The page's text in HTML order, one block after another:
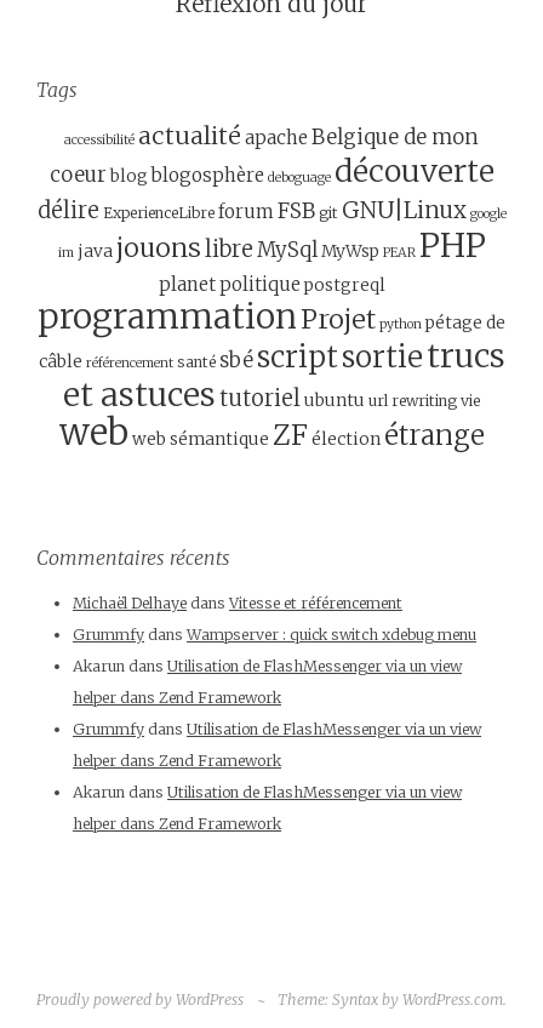
Tags
accessibilité actualité apache Belgique de mon
coeurblogblogosphère deboguage découverte
délire ExperienceLibre forumFSB git GNU|Linux google
im javajouonslibreMySqlMyWsp PEAR PHP
planetpolitiquepostgreql
programmationProjet python pétage de
câble référencement santé sbé scriptsortietrucs
et astucestutorielubuntu url rewriting vie
web web sémantique ZF élection étrange
Commentaires récents
Michaël Delhaye dansVitesse et référencement
Grummfy dansWampserver : quick switch xdebug menu
Akarun dans Utilisation de FlashMessenger via un view
helper dans Zend Framework
Grummfy dans Utilisation de FlashMessenger via un view
helper dans Zend Framework
Akarun dans Utilisation de FlashMessenger via un view
helper dans Zend Framework
Proudly powered by WordPress ~ Theme: Syntax by WordPress.com.